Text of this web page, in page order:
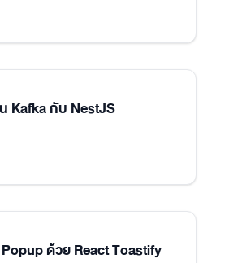
Kafka กับ NestJS
ด้วย React Toastify